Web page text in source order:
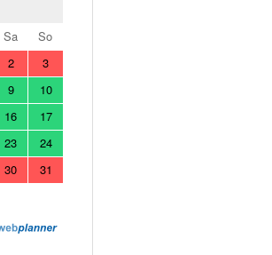
Sa
So
2
3
9
10
16
17
23
24
30 31